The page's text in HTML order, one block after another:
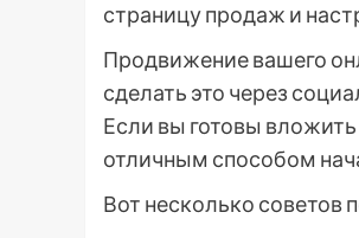
страницу продаж и
Продвижение вашего
сделать это через
Если вы готовы
отличным способом
Вот несколько советов